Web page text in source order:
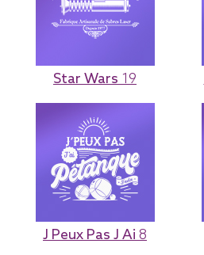
Star Wars 19
J Peux Pas J Ai 8